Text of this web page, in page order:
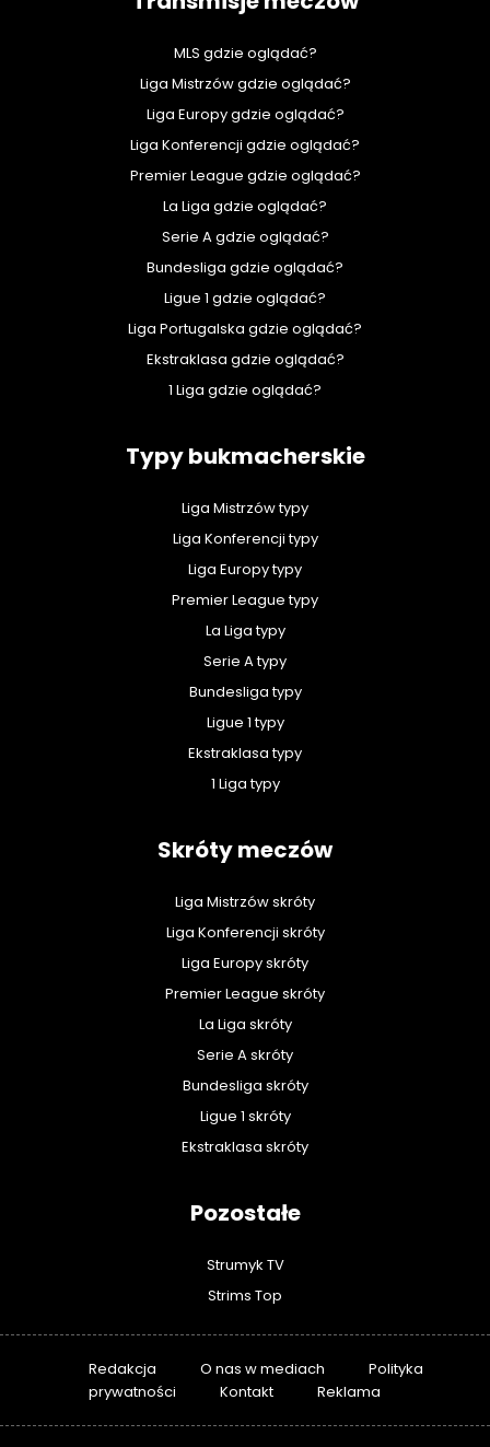
MLS gdzie oglądać?
Liga Mistrzów gdzie oglądać?
Liga Europy gdzie oglądać?
Liga Konferencji gdzie oglądać?
Premier League gdzie oglądać?
La Liga gdzie oglądać?
Serie A gdzie oglądać?
Bundesliga gdzie oglądać?
Ligue 1 gdzie oglądać?
Liga Portugalska gdzie oglądać?
Ekstraklasa gdzie oglądać?
1 Liga gdzie oglądać?
Typy bukmacherskie
Liga Mistrzów typy
Liga Konferencji typy
Liga Europy typy
Premier League typy
La Liga typy
Serie A typy
Bundesliga typy
Ligue 1 typy
Ekstraklasa typy
1 Liga typy
Skróty meczów
Liga Mistrzów skróty
Liga Konferencji skróty
Liga Europy skróty
Premier League skróty
La Liga skróty
Serie A skróty
Bundesliga skróty
Ligue 1 skróty
Ekstraklasa skróty
Pozostałe
Strumyk TV
Strims Top
Redakcja O nas w mediach
Polityka
prywatności
Kontakt Reklama